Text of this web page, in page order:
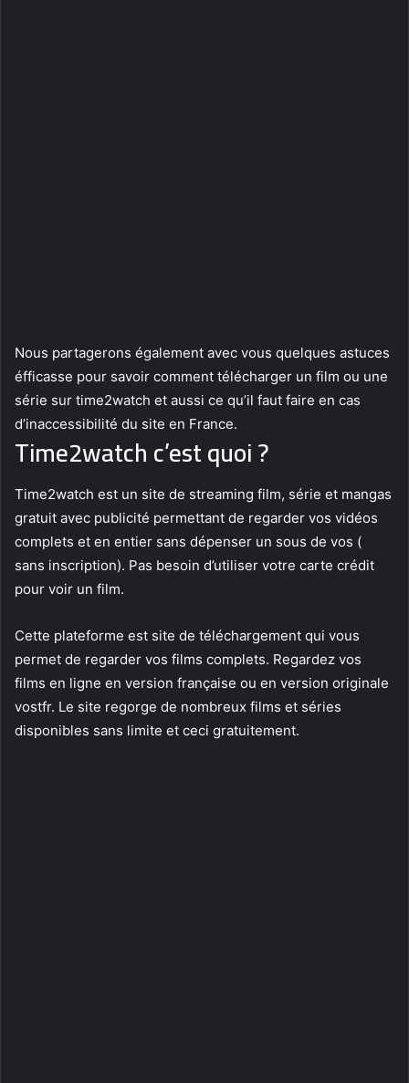
Nous partagerons également avec vous quelques astuces
éfficasse pour savoir comment télécharger un film ou une
série sur time2watch et aussi ce qu’il faut faire en cas
d’inaccessibilité du site en France.
Time2watch c’est quoi ?
Time2watch est un site de streaming film, série et mangas
gratuit avec publicité permettant de regarder vos vidéos
complets et en entier sans dépenser un sous de vos (
sans inscription). Pas besoin d’utiliser votre carte crédit
pour voir un film.
Cette plateforme est site de téléchargement qui vous
permet de regarder vos films complets. Regardez vos
films en ligne en version française ou en version originale
vostfr. Le site regorge de nombreux films et séries
disponibles sans limite et ceci gratuitement.